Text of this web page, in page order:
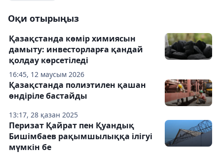
Оқи отырыңыз
16:45, 12 маусым 2026
Қазақстанда көмір химиясын
дамыту: инвесторларға қандай
қолдау көрсетіледі
13:17, 28 қазан 2025
Қазақстанда полиэтилен қашан
өндіріле бастайды
Перизат Қайрат пен Қуандық
Бишімбаев рақымшылыққа ілігуі
мүмкін бе